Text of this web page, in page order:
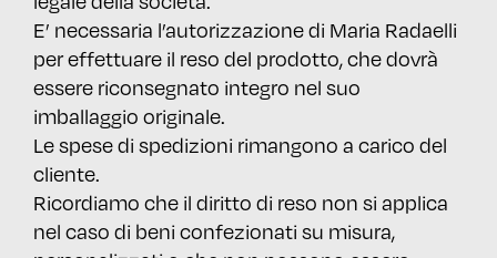
E’ necessaria l’autorizzazione di Maria Radaelli
per effettuare il reso del prodotto, che dovrà
essere riconsegnato integro nel suo
imballaggio originale.
Le spese di spedizioni rimangono a carico del
cliente.
Ricordiamo che il diritto di reso non si applica
nel caso di beni confezionati su misura,